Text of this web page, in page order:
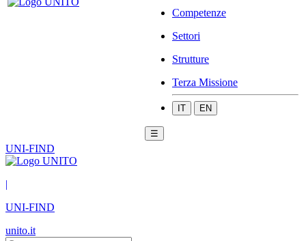
Competenze
Settori
Strutture
Terza Missione
IT EN
☰
UNI-FIND
|
UNI-FIND
unito.it